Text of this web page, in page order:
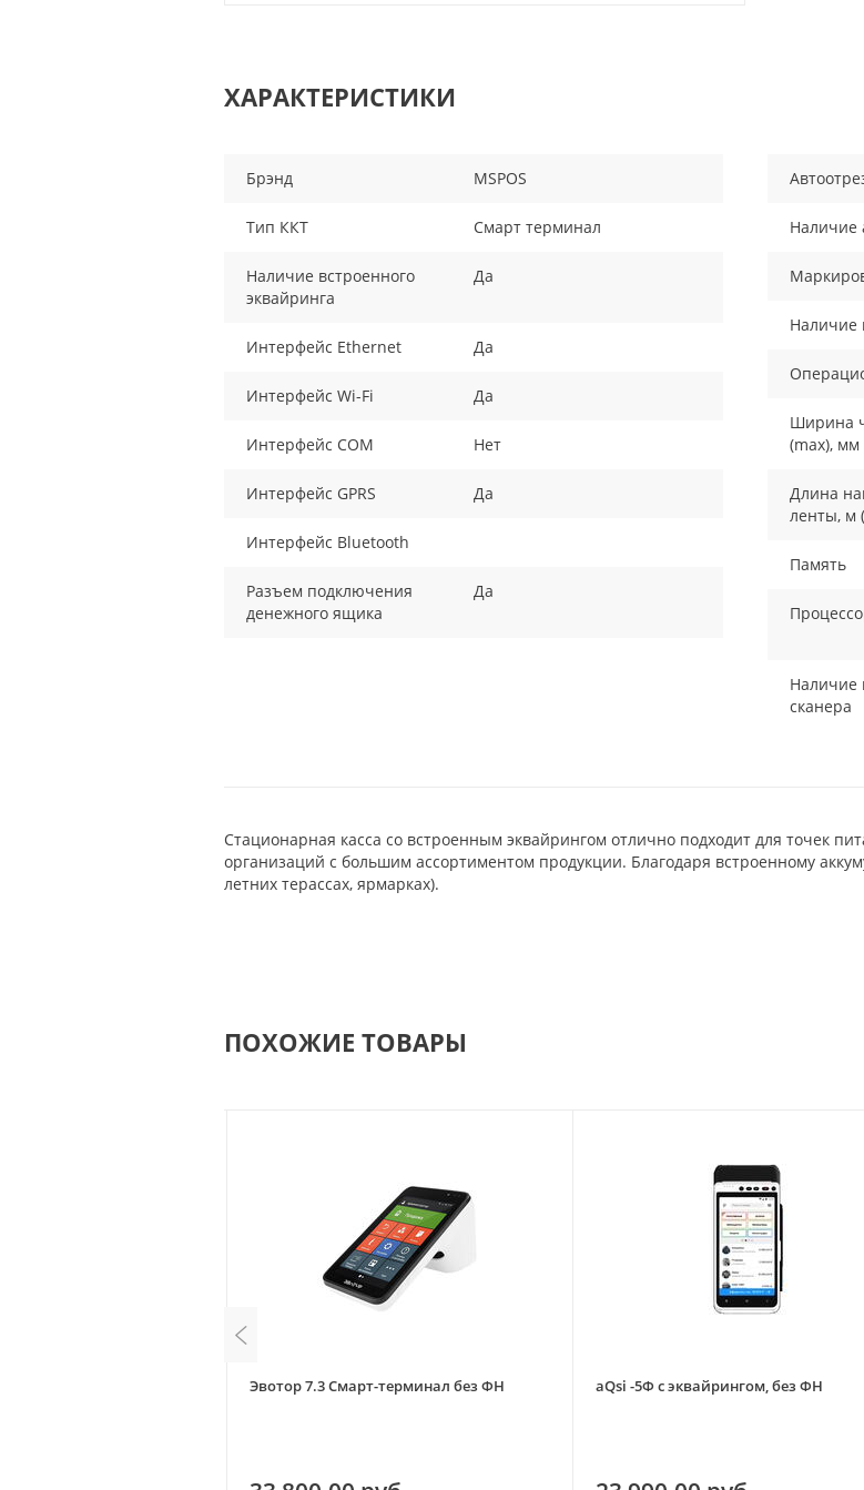
ХАРАКТЕРИСТИКИ
Брэнд MSPOS
Тип ККТ Смарт терминал
Наличие встроенного
эквайринга
Да
Интерфейс Ethernet Да
Интерфейс Wi-Fi Да
Интерфейс COM Нет
Интерфейс GPRS Да
Интерфейс Bluetooth
Разъем подключения
денежного ящика
Да
Наличие
Наличие
Ширина
(max), мм
Длина
ленты, м
Память
Наличие
сканера
Стационарная касса со встроенным эквайрингом отлично подходит для точек
организаций с большим ассортиментом продукции. Благодаря встроенному
летних терассах, ярмарках).
ПОХОЖИЕ ТОВАРЫ
Эвотор 7.3 Смарт-терминал без ФН aQsi -5Ф с эквайрингом, без ФН